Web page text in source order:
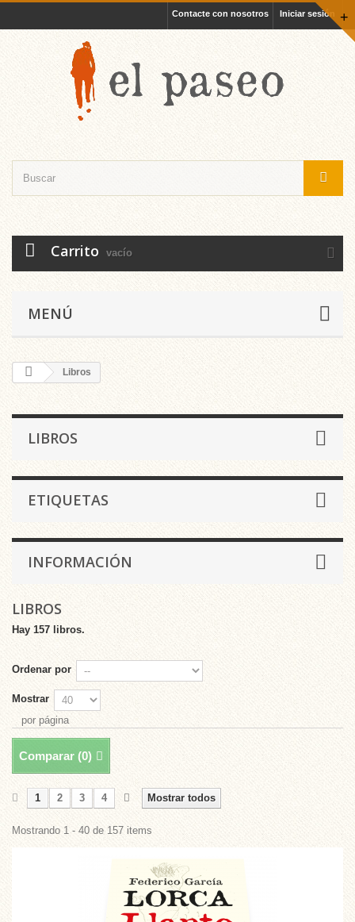
+
Iniciar sesión
Contacte con nosotros
Carrito vacío
MENÚ
Libros
LIBROS
ETIQUETAS
INFORMACIÓN
LIBROS
Hay 157 libros.
Ordenar por
Mostrar
por página
Comparar (0)
Mostrar todos
1 2 3 4
Mostrando 1 - 40 de 157 items